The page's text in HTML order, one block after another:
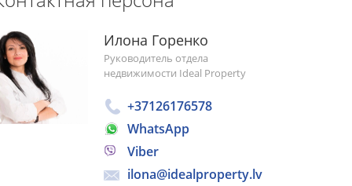
Илона Горенко
Руководитель отдела
недвижимости Ideal Property
+37126176578
WhatsApp
Viber
ilona@idealproperty.lv